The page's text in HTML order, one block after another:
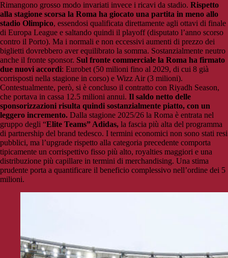
Rimangono grosso modo invariati invece i ricavi da stadio. Rispetto
alla stagione scorsa la Roma ha giocato una partita in meno allo
stadio Olimpico, essendosi qualificata direttamente agli ottavi di finale
di Europa League e saltando quindi il playoff (disputato l’anno scorso
contro il Porto). Ma i normali e non eccessivi aumenti di prezzo dei
biglietti dovrebbero aver equilibrato la somma. Sostanzialmente neutro
anche il fronte sponsor. Sul fronte commerciale la Roma ha firmato
due nuovi accordi: Eurobet (50 milioni fino al 2029, di cui 8 già
corrisposti nella stagione in corso) e Wizz Air (3 milioni).
Contestualmente, però, si è concluso il contratto con Riyadh Season,
che portava in cassa 12.5 milioni annui. Il saldo netto delle
sponsorizzazioni risulta quindi sostanzialmente piatto, con un
leggero incremento. Dalla stagione 2025/26 la Roma è entrata nel
gruppo degli “Elite Teams” Adidas, la fascia più alta del programma
di partnership del brand tedesco. I termini economici non sono stati resi
pubblici, ma l’upgrade rispetto alla categoria precedente comporta
tipicamente un corrispettivo fisso più alto, royalties maggiori e una
distribuzione più capillare in termini di merchandising. Una stima
prudente porta a quantificare il beneficio complessivo nell’ordine dei 5
milioni.